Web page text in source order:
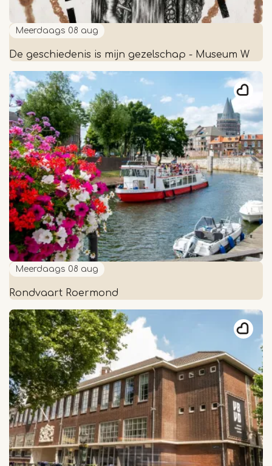
Meerdaags 08 aug
De geschiedenis is mijn gezelschap - Museum W
De
geschiedenis
is
mijn
gezelschap
-
Museum
W
Meerdaags 08 aug
Rondvaart Roermond
Rondvaart
Roermond